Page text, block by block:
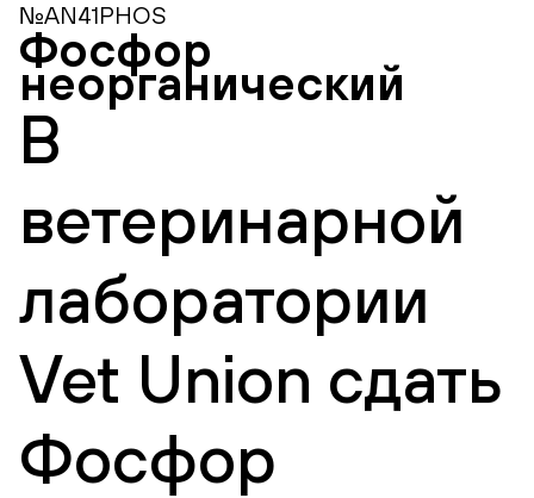
№AN41PHOS
Фосфор
неорганический
В
ветеринарной
лаборатории
Vet Union сдать
Фосфор